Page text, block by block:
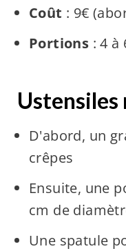
Coût : 9€
Portions : 4 à
Ustensiles
D'abord, un
crêpes
Ensuite, une
cm de
Une spatule